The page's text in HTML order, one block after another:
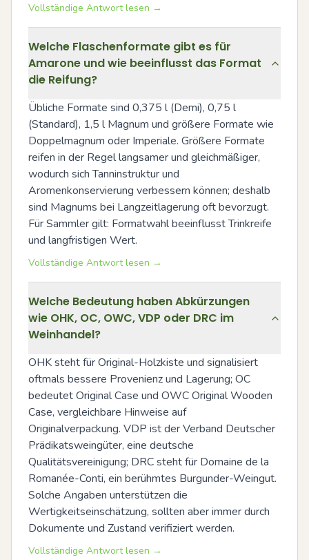
Vollständige Antwort lesen →
Welche Flaschenformate gibt es für
Amarone und wie beeinflusst das Format
die Reifung?
Übliche Formate sind 0,375 l (Demi), 0,75 l
(Standard), 1,5 l Magnum und größere Formate wie
Doppelmagnum oder Imperiale. Größere Formate
reifen in der Regel langsamer und gleichmäßiger,
wodurch sich Tanninstruktur und
Aromenkonservierung verbessern können; deshalb
sind Magnums bei Langzeitlagerung oft bevorzugt.
Für Sammler gilt: Formatwahl beeinflusst Trinkreife
und langfristigen Wert.
Vollständige Antwort lesen →
Welche Bedeutung haben Abkürzungen
wie OHK, OC, OWC, VDP oder DRC im
Weinhandel?
OHK steht für Original-Holzkiste und signalisiert
oftmals bessere Provenienz und Lagerung; OC
bedeutet Original Case und OWC Original Wooden
Case, vergleichbare Hinweise auf
Originalverpackung. VDP ist der Verband Deutscher
Prädikatsweingüter, eine deutsche
Qualitätsvereinigung; DRC steht für Domaine de la
Romanée-Conti, ein berühmtes Burgunder-Weingut.
Solche Angaben unterstützen die
Wertigkeitseinschätzung, sollten aber immer durch
Dokumente und Zustand verifiziert werden.
Vollständige Antwort lesen →